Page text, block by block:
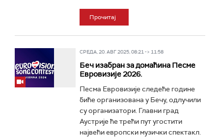
Прочитај
СРЕДА, 20. АВГ 2025, 08:21 -> 11:58
Беч изабран за домаћина Песме
Евровизије 2026.
Песма Евровизије следеће године
биће организована у Бечу, одлучили
су организатори. Главни град
Аустрије ће трећи пут угостити
највећи европски музички спектакл.